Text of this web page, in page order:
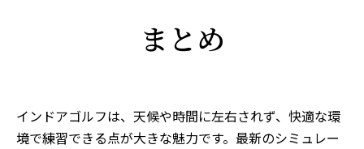
まとめ
インドアゴルフは、天候や時間に左右されず、快適な環
境で練習できる点が大きな魅力です。最新のシミュレー